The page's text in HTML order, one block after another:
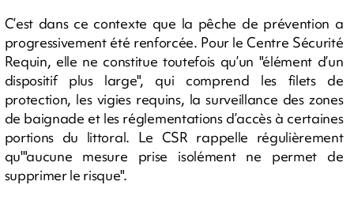
C’est dans ce contexte que la pêche de prévention a
progressivement été renforcée. Pour le Centre Sécurité
Requin, elle ne constitue toutefois qu’un "élément d’un
dispositif plus large", qui comprend les filets de
protection, les vigies requins, la surveillance des zones
de baignade et les réglementations d’accès à certaines
portions du littoral. Le CSR rappelle régulièrement
qu'"aucune mesure prise isolément ne permet de
supprimer le risque".